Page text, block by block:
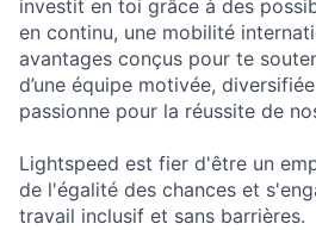
investit en toi grâce à des
en continu, une mobilité
avantages conçus pour te
d’une équipe motivée,
passionne pour la réussite de
Lightspeed est fier d'être un
de l'égalité des chances et
travail inclusif et sans barrières.